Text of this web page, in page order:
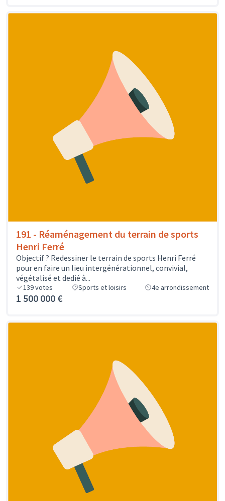
191 - Réaménagement du terrain de sports
Henri Ferré
Objectif ? Redessiner le terrain de sports Henri Ferré
pour en faire un lieu intergénérationnel, convivial,
végétalisé et dedié à...
139votes Sports et loisirs 4e arrondissement
1 500 000 €